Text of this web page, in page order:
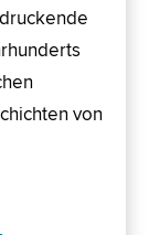
von